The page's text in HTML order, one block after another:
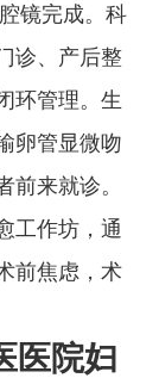
镜完成。科
诊、产后整
环管理。生
卵管显微吻
前来就诊。
工作坊，通
前焦虑，术
医院妇